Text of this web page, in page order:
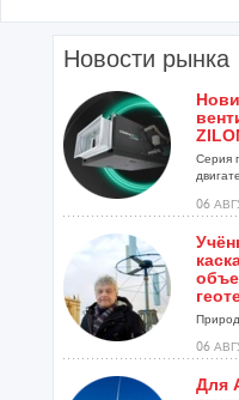
Новости рынка
Серия
06
06
Для